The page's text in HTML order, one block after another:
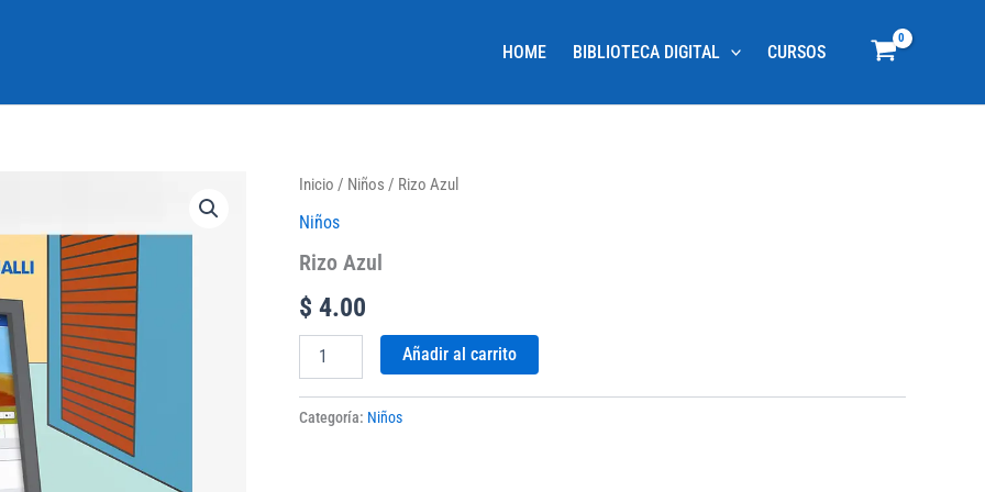
HOME BIBLIOTECA DIGITAL CURSOS
Inicio / Niños / Rizo Azul
Niños
Rizo Azul
$ 4.00
Rizo
cantidad
Añadir al carrito
Categoría: Niños